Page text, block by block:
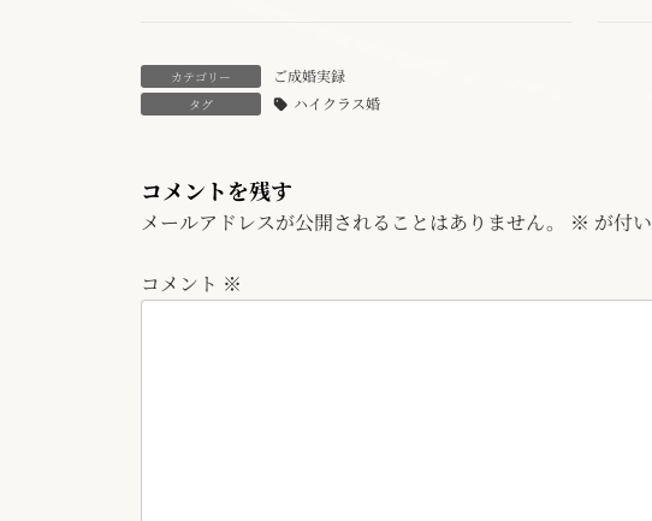
カテゴリー ご成婚実録
タグ ハイクラス婚
コメントを残す
メールアドレスが公開されることはありません。 ※ が付
コメント ※